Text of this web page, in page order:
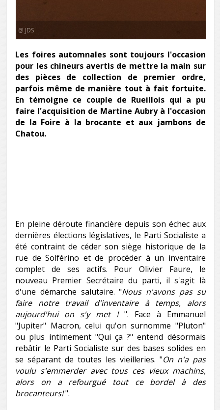
@ JDS
Les foires automnales sont toujours l'occasion
pour les chineurs avertis de mettre la main sur
des pièces de collection de premier ordre,
parfois même de manière tout à fait fortuite.
En témoigne ce couple de Rueillois qui a pu
faire l'acquisition de Martine Aubry à l'occasion
de la Foire à la brocante et aux jambons de
Chatou.
En pleine déroute financière depuis son échec aux
dernières élections législatives, le Parti Socialiste a
été contraint de céder son siège historique de la
rue de Solférino et de procéder à un inventaire
complet de ses actifs. Pour Olivier Faure, le
nouveau Premier Secrétaire du parti, il s'agit là
d'une démarche salutaire. "Nous n'avons pas su
faire notre travail d'inventaire à temps, alors
aujourd'hui on s'y met ! ". Face à Emmanuel
"Jupiter" Macron, celui qu'on surnomme "Pluton"
ou plus intimement "Qui ça ?" entend désormais
rebâtir le Parti Socialiste sur des bases solides en
se séparant de toutes les vieilleries. "On n'a pas
voulu s'emmerder avec tous ces vieux machins,
alors on a refourgué tout ce bordel à des
brocanteurs!".